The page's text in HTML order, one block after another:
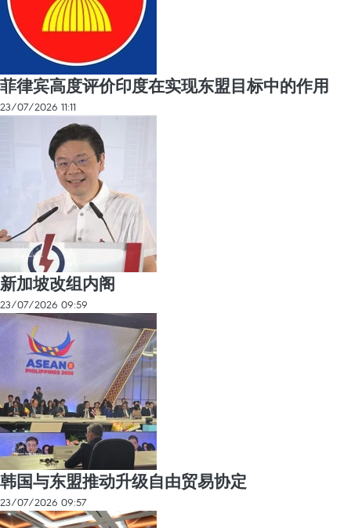
菲律宾高度评价印度在实现东盟目标中的作用
23/07/2026 11:11
新加坡改组内阁
23/07/2026 09:59
韩国与东盟推动升级自由贸易协定
23/07/2026 09:57